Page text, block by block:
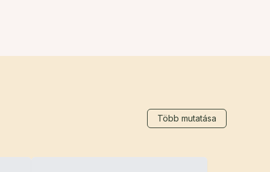
Több mutatása